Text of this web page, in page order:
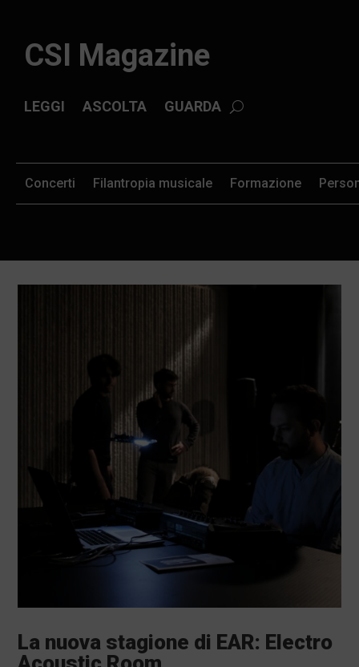
CSI Magazine
ASCOLTA GUARDA
LEGGI
Formazione
Concerti Filantropia musicale
La nuova stagione di EAR: Electro